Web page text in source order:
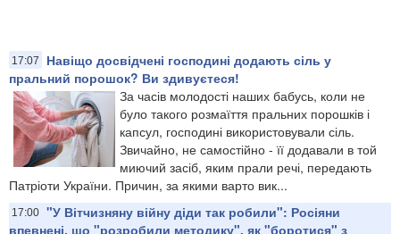
17:07
Навіщо досвідчені господині додають сіль у
пральний порошок? Ви здивуєтеся!
За часів молодості наших бабусь, коли не
було такого розмаїття пральних порошків і
капсул, господині використовували сіль.
Звичайно, не самостійно - її додавали в той
миючий засіб, яким прали речі, передають
Патріоти України. Причин, за якими варто вик...
17:00 "У Вітчизняну війну діди так робили": Росіяни
впевнені, що "розробили методику", як "боротися" з